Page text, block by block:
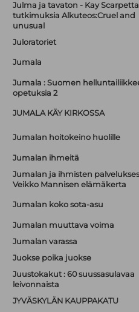
Julma ja tavaton - Kay
tutkimuksia Alkuteos:Cruel and
unusual
Juloratoriet
Jumala
Jumala : Suomen
opetuksia 2
JUMALA KÄY KIRKOSSA
Jumalan hoitokeino huolille
Jumalan ihmeitä
Jumalan ja ihmisten
Veikko Mannisen elämäkerta
Jumalan koko sota-asu
Jumalan muuttava voima
Jumalan varassa
Juokse poika juokse
Juustokakut : 60 suussasulavaa
leivonnaista
JYVÄSKYLÄN KAUPPAKATU